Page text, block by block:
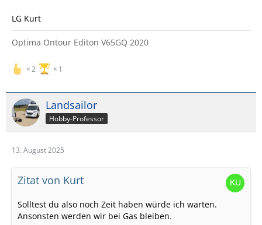
LG Kurt
Optima Ontour Editon V65GQ 2020
2 1
Landsailor
Hobby-Professor
13. August 2025
Zitat von Kurt
Solltest du also noch Zeit haben würde ich warten.
Ansonsten werden wir bei Gas bleiben.